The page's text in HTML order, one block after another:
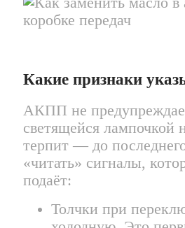
Какие признаки
АКПП не
светящейся лампочкой
терпит — до
«читать» сигналы,
подаёт:
Толчки при